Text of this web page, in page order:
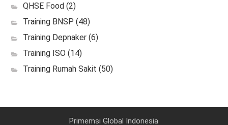
QHSE Food(2)
Training BNSP (48)
Training Depnaker(6)
Training ISO(14)
Training Rumah Sakit (50)
Primemsi Global Indonesia